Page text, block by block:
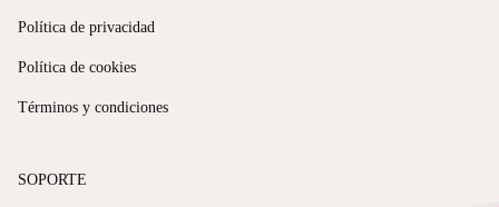
Política de privacidad
Política de cookies
Términos y condiciones
SOPORTE